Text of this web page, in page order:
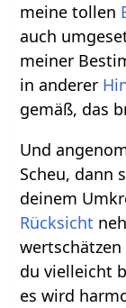
meine tollen
auch
meiner
in anderer
gemäß, das
Und
Scheu, dann
deinem
Rücksicht
du vielleicht
es wird